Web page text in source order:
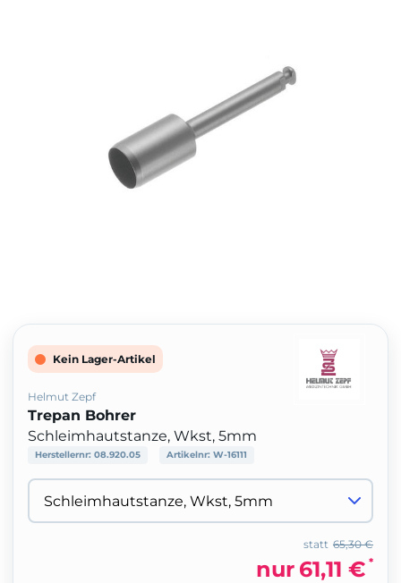
Kein Lager-Artikel
Helmut Zepf
Trepan Bohrer
Schleimhautstanze, Wkst, 5mm
Herstellernr: 08.920.05 Artikelnr: W-16111
65,30 €
statt
nur 61,11 € *